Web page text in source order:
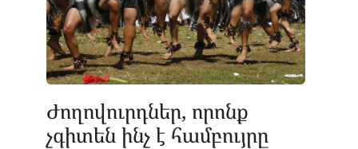
Ժողովուրդներ, որոնք
չգիտեն ինչ է համբույրը